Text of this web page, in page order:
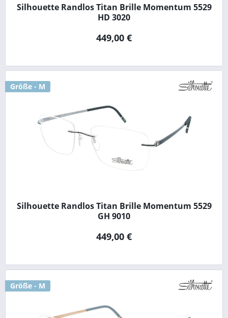
Silhouette Randlos Titan Brille Momentum 5529
HD 3020
449,00 €
Größe - M
Silhouette Randlos Titan Brille Momentum 5529
GH 9010
449,00 €
Größe - M